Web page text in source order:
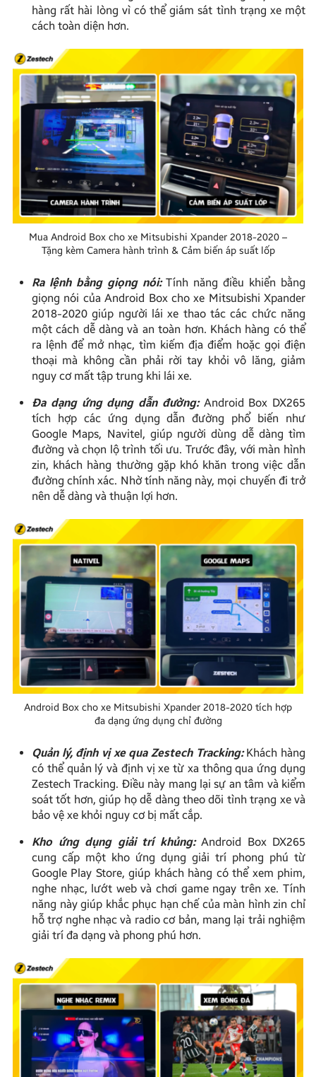
hàng rất hài lòng vì có thể giám sát tình trạng xe một
cách toàn diện hơn.
Mua Android Box cho xe Mitsubishi Xpander 2018-2020 –
Tặng kèm Camera hành trình & Cảm biến áp suất lốp
Ra lệnh bằng giọng nói: Tính năng điều khiển bằng
giọng nói của Android Box cho xe Mitsubishi Xpander
2018-2020 giúp người lái xe thao tác các chức năng
một cách dễ dàng và an toàn hơn. Khách hàng có thể
ra lệnh để mở nhạc, tìm kiếm địa điểm hoặc gọi điện
thoại mà không cần phải rời tay khỏi vô lăng, giảm
nguy cơ mất tập trung khi lái xe.
Đa dạng ứng dụng dẫn đường: Android Box DX265
tích hợp các ứng dụng dẫn đường phổ biến như
Google Maps, Navitel, giúp người dùng dễ dàng tìm
đường và chọn lộ trình tối ưu. Trước đây, với màn hình
zin, khách hàng thường gặp khó khăn trong việc dẫn
đường chính xác. Nhờ tính năng này, mọi chuyến đi trở
nên dễ dàng và thuận lợi hơn.
Android Box cho xe Mitsubishi Xpander 2018-2020 tích hợp
đa dạng ứng dụng chỉ đường
Quản lý, định vị xe qua Zestech Tracking: Khách hàng
có thể quản lý và định vị xe từ xa thông qua ứng dụng
Zestech Tracking. Điều này mang lại sự an tâm và kiểm
soát tốt hơn, giúp họ dễ dàng theo dõi tình trạng xe và
bảo vệ xe khỏi nguy cơ bị mất cắp.
Kho ứng dụng giải trí khủng: Android Box DX265
cung cấp một kho ứng dụng giải trí phong phú từ
Google Play Store, giúp khách hàng có thể xem phim,
nghe nhạc, lướt web và chơi game ngay trên xe. Tính
năng này giúp khắc phục hạn chế của màn hình zin chỉ
hỗ trợ nghe nhạc và radio cơ bản, mang lại trải nghiệm
giải trí đa dạng và phong phú hơn.